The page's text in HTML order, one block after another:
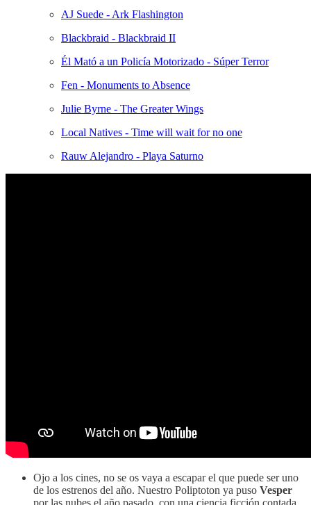
AJ Suede - Ark Flashington
Blackbraid - Blackbraid II
Él Mató a un Policía Motorizado - Súper Terror
Fen - Monuments to Absence
Julie Byrne - The Greater Wings
Local Natives - Time will wait for no one
Rauw Alejandro - Playa Saturno
Ojo a los cines, no se os vaya a escapar el que puede ser uno
de los estrenos del año. Nuestro Poliptoton ya puso Vesper
por las nubes el año pasado, con una ciencia ficción contada